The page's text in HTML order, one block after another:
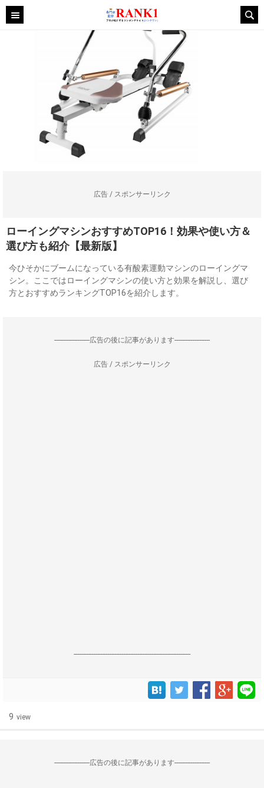
広告 / スポンサーリンク
ローイングマシンおすすめTOP16！効果や使い方＆
選び方も紹介【最新版】
今ひそかにブームになっている有酸素運動マシンのローイングマ
シン。ここではローイングマシンの使い方と効果を解説し、選び
方とおすすめランキングTOP16を紹介します。
--------------------広告の後に記事があります--------------------
広告 / スポンサーリンク
------------------------------------------------------------------
9 view
--------------------広告の後に記事があります--------------------